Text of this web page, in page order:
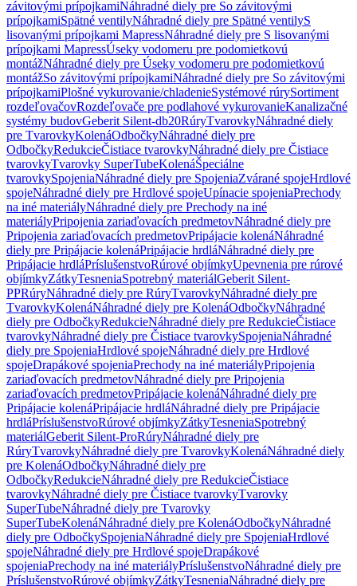
závitovými prípojkamiNáhradné diely pre So závitovými
prípojkamiSpätné ventilyNáhradné diely pre Spätné ventilyS
lisovanými prípojkami MapressNáhradné diely pre S lisovanými
prípojkami MapressÚseky vodomeru pre podomietkovú
montážNáhradné diely pre Úseky vodomeru pre podomietkovú
montážSo závitovými prípojkamiNáhradné diely pre So závitovými
prípojkamiPlošné vykurovanie/chladenieSystémové rúrySortiment
rozdeľovačovRozdeľovače pre podlahové vykurovanieKanalizačné
systémy budovGeberit Silent-db20RúryTvarovkyNáhradné diely
pre TvarovkyKolenáOdbočkyNáhradné diely pre
OdbočkyRedukcieČistiace tvarovkyNáhradné diely pre Čistiace
tvarovkyTvarovky SuperTubeKolenáŠpeciálne
tvarovkySpojeniaNáhradné diely pre SpojeniaZvárané spojeHrdlové
spojeNáhradné diely pre Hrdlové spojeUpínacie spojeniaPrechody
na iné materiályNáhradné diely pre Prechody na iné
materiályPripojenia zariaďovacích predmetovNáhradné diely pre
Pripojenia zariaďovacích predmetovPripájacie kolenáNáhradné
diely pre Pripájacie kolenáPripájacie hrdláNáhradné diely pre
Pripájacie hrdláPríslušenstvoRúrové objímkyUpevnenia pre rúrové
objímkyZátkyTesneniaSpotrebný materiálGeberit Silent-
PPRúryNáhradné diely pre RúryTvarovkyNáhradné diely pre
TvarovkyKolenáNáhradné diely pre KolenáOdbočkyNáhradné
diely pre OdbočkyRedukcieNáhradné diely pre RedukcieČistiace
tvarovkyNáhradné diely pre Čistiace tvarovkySpojeniaNáhradné
diely pre SpojeniaHrdlové spojeNáhradné diely pre Hrdlové
spojeDrapákové spojeniaPrechody na iné materiályPripojenia
zariaďovacích predmetovNáhradné diely pre Pripojenia
zariaďovacích predmetovPripájacie kolenáNáhradné diely pre
Pripájacie kolenáPripájacie hrdláNáhradné diely pre Pripájacie
hrdláPríslušenstvoRúrové objímkyZátkyTesneniaSpotrebný
materiálGeberit Silent-ProRúryNáhradné diely pre
RúryTvarovkyNáhradné diely pre TvarovkyKolenáNáhradné diely
pre KolenáOdbočkyNáhradné diely pre
OdbočkyRedukcieNáhradné diely pre RedukcieČistiace
tvarovkyNáhradné diely pre Čistiace tvarovkyTvarovky
SuperTubeNáhradné diely pre Tvarovky
SuperTubeKolenáNáhradné diely pre KolenáOdbočkyNáhradné
diely pre OdbočkySpojeniaNáhradné diely pre SpojeniaHrdlové
spojeNáhradné diely pre Hrdlové spojeDrapákové
spojeniaPrechody na iné materiályPríslušenstvoNáhradné diely pre
PríslušenstvoRúrové objímkyZátkyTesneniaNáhradné diely pre